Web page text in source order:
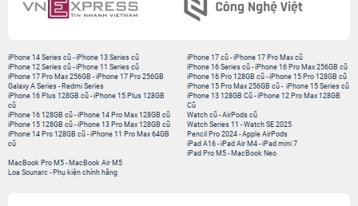
iPhone 14 Series cũ -iPhone 13 Series cũ
iPhone 12 Series cũ -iPhone 11 Series cũ
iPhone 17 Pro Max 256GB -iPhone 17 Pro 256GB
Galaxy A Series - Redmi Series
iPhone 17 cũ -iPhone 17 Pro Max cũ
iPhone 16 Series cũ - iPhone 16 Pro Max 256GB cũ
iPhone 16 Pro 128GB cũ -iPhone 15 Pro 128GB cũ
iPhone 15 Pro Max 256GB cũ - iPhone 15 Series cũ
iPhone 16 Plus 128GB cũ -iPhone 15 Plus 128GB
cũ
iPhone 16 128GB cũ -iPhone 14 Pro Max 128GB cũ
iPhone 15 128GB cũ -iPhone 13 Pro Max 128GB cũ
iPhone 14 Pro 128GB cũ -iPhone 11 Pro Max 64GB
cũ
iPhone 13 128GB Cũ -iPhone 12 Pro Max 128GB
Cũ
Watch cũ -AirPods cũ
Watch Series 11 -Watch SE 2025
Pencil Pro 2024 -Apple AirPods
iPad A16 -iPad Air M4 -iPad mini 7
iPad Pro M5 - MacBook Neo
MacBook Pro M5 - MacBook Air M5
Loa Sounarc - Phụ kiện chính hãng